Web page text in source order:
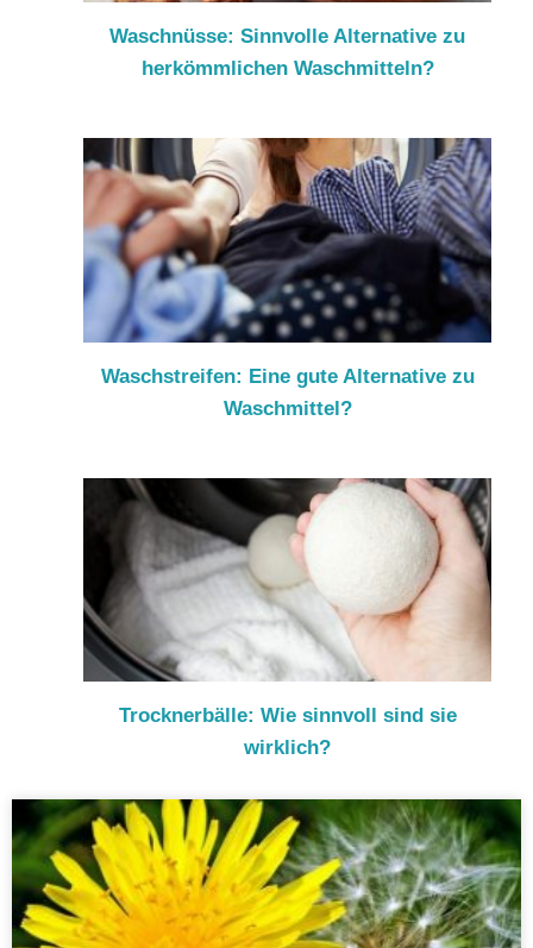
Waschnüsse: Sinnvolle Alternative zu
herkömmlichen Waschmitteln?
Waschstreifen: Eine gute Alternative zu
Waschmittel?
Trocknerbälle: Wie sinnvoll sind sie
wirklich?